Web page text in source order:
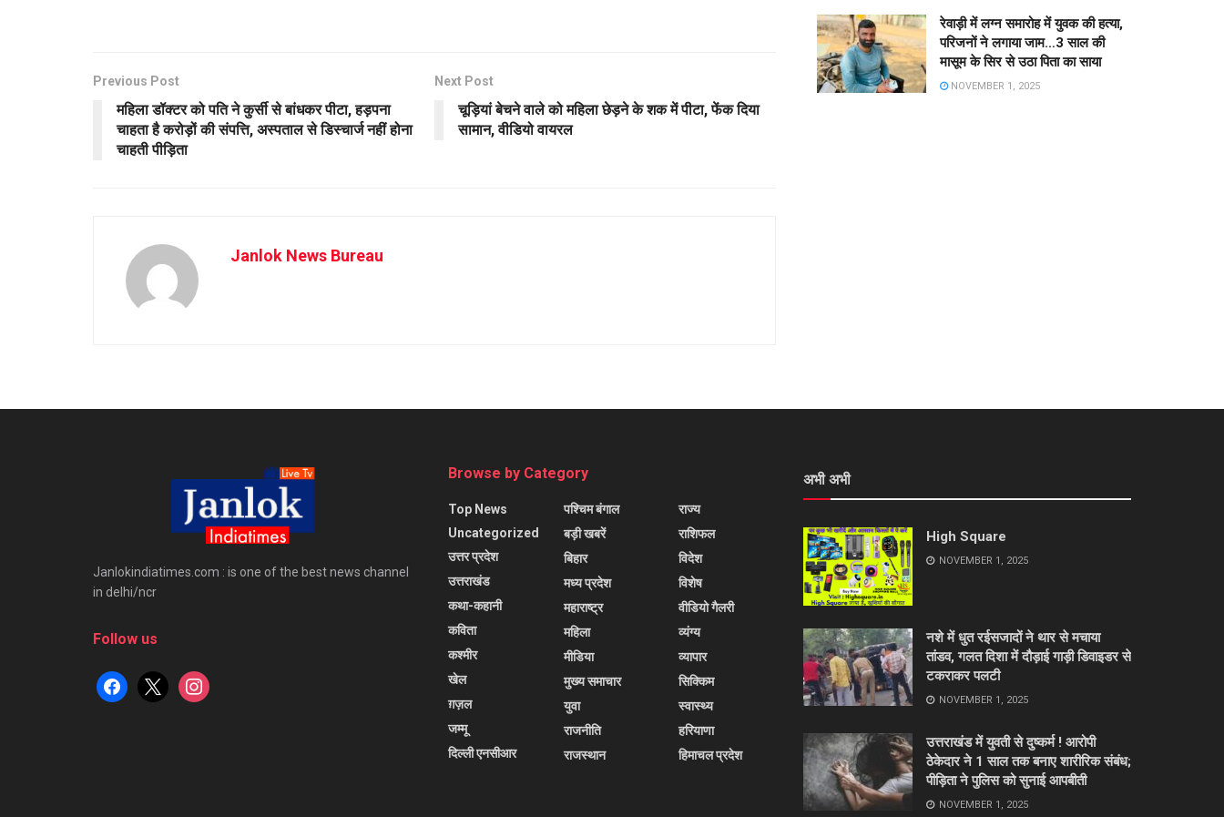
Previous Post
महिला डॉक्टर को पति ने कुर्सी से बांधकर पीटा, हड़पना
चाहता है करोड़ों की संपत्ति, अस्पताल से डिस्चार्ज नहीं होना
चाहती पीड़िता
Next Post
चूड़ियां बेचने वाले को महिला छेड़ने के शक में पीटा, फेंक दिया
सामान, वीडियो वायरल
Janlok News Bureau
रेवाड़ी में लग्न समारोह में युवक की हत्या,
परिजनों ने लगाया जाम…3 साल की
मासूम के सिर से उठा पिता का साया
NOVEMBER 1, 2025
Janlokindiatimes.com : is one of the best news channel
in delhi/ncr
Follow us
facebook
x instagram
Browse by Category
Top News
Uncategorized
उत्तर प्रदेश
उत्तराखंड
कथा-कहानी
कविता
कश्मीर
खेल
ग़ज़ल
जम्मू
दिल्ली एनसीआर
पश्चिम बंगाल
बड़ी खबरें
बिहार
मध्य प्रदेश
महाराष्ट्र
महिला
मीडिया
मुख्य समाचार
युवा
राजनीति
राजस्थान
राज्य
राशिफल
विदेश
विशेष
वीडियो गैलरी
व्यंग्य
व्यापार
सिक्किम
स्वास्थ्य
हरियाणा
हिमाचल प्रदेश
अभी अभी
High Square
NOVEMBER 1, 2025
नशे में धुत रईसजादों ने थार से मचाया
तांडव, गलत दिशा में दौड़ाई गाड़ी डिवाइडर से
टकराकर पलटी
NOVEMBER 1, 2025
उत्तराखंड में युवती से दुष्कर्म ! आरोपी
ठेकेदार ने 1 साल तक बनाए शारीरिक संबंध;
पीड़िता ने पुलिस को सुनाई आपबीती
NOVEMBER 1, 2025